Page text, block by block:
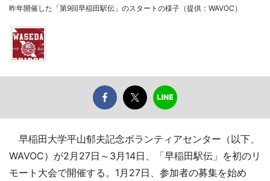
昨年開催した「第9回早稲田駅伝」のスタートの様子（提供：WAVOC）
早稲田大学平山郁夫記念ボランティアセンター（以下、
WAVOC）が2月27日～3月14日、「早稲田駅伝」を初のリ
モート大会で開催する。1月27日、参加者の募集を始め